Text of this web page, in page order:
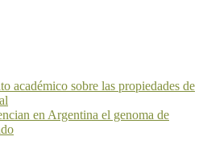
académico sobre las propiedades de
en Argentina el genoma de